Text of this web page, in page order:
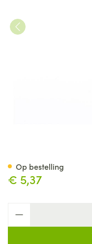
€ 5,37
Op bestelling